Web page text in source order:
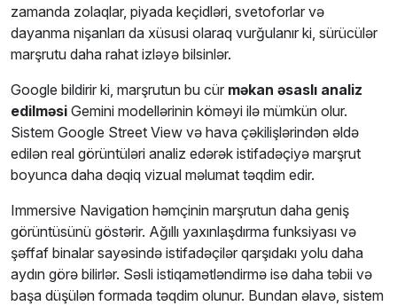
zamanda zolaqlar, piyada keçidləri, svetoforlar və
dayanma nişanları da xüsusi olaraq vurğulanır ki, sürücülər
marşrutu daha rahat izləyə bilsinlər.
Google bildirir ki, marşrutun bu cür məkan əsaslı analiz
edilməsi Gemini modellərinin köməyi ilə mümkün olur.
Sistem Google Street View və hava çəkilişlərindən əldə
edilən real görüntüləri analiz edərək istifadəçiyə marşrut
boyunca daha dəqiq vizual məlumat təqdim edir.
Immersive Navigation həmçinin marşrutun daha geniş
görüntüsünü göstərir. Ağıllı yaxınlaşdırma funksiyası və
şəffaf binalar sayəsində istifadəçilər qarşıdakı yolu daha
aydın görə bilirlər. Səsli istiqamətləndirmə isə daha təbii və
başa düşülən formada təqdim olunur. Bundan əlavə, sistem